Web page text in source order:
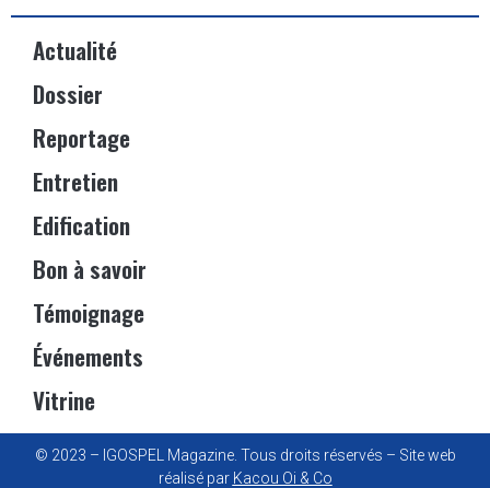
Actualité
Dossier
Reportage
Entretien
Edification
Bon à savoir
Témoignage
Événements
Vitrine
© 2023 – IGOSPEL Magazine. Tous droits réservés – Site web
réalisé par Kacou Oi & Co